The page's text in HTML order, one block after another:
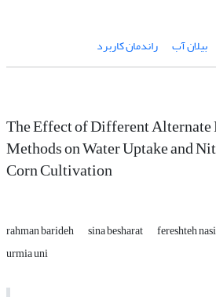
بیلان آب راندمان کاربرد
The Effect of Different
Methods on Water Uptake and
Corn Cultivation
rahman barideh sina besharat
fereshteh
urmia uni